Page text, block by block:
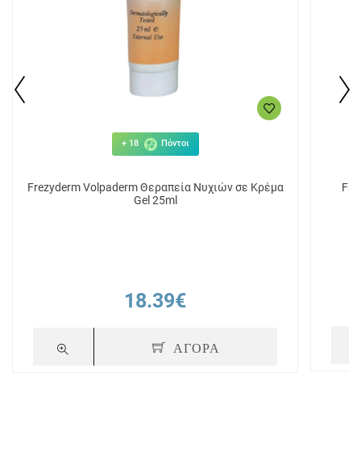
+ 18 Πόντοι
Frezyderm Volpaderm Θεραπεία Νυχιών σε Κρέμα
Gel 25ml
18.39€
ΑΓΟΡΑ